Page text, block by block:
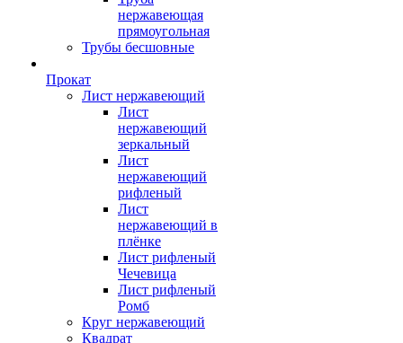
нержавеющая
прямоугольная
Трубы бесшовные
Прокат
Лист нержавеющий
Лист
нержавеющий
зеркальный
Лист
нержавеющий
рифленый
Лист
нержавеющий в
плёнке
Лист рифленый
Чечевица
Лист рифленый
Ромб
Круг нержавеющий
Квадрат